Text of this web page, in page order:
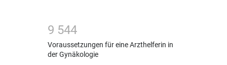
9 544
Voraussetzungen für eine Arzthelferin in
der Gynäkologie